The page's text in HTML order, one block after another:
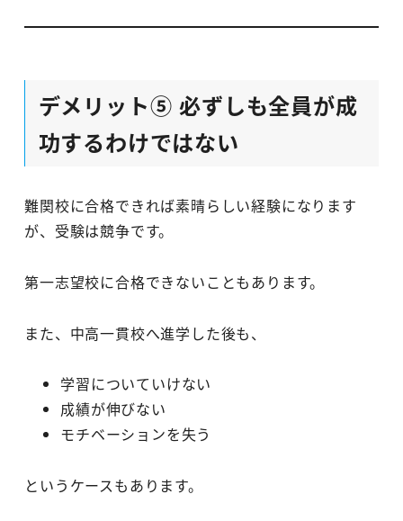
デメリット⑤ 必ずしも全員が成
功するわけではない
難関校に合格できれば素晴らしい経験になります
が、受験は競争です。
第一志望校に合格できないこともあります。
また、中高一貫校へ進学した後も、
学習についていけない
成績が伸びない
モチベーションを失う
というケースもあります。